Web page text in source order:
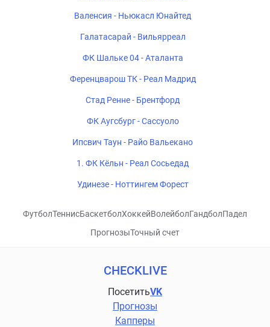
Валенсия - Ньюкасл Юнайтед
Галатасарай - Вильярреал
ФК Шальке 04 - Аталанта
Ференцварош ТК - Реал Мадрид
Стад Ренне - Брентфорд
ФК Аугсбург - Сассуоло
Ипсвич Таун - Райо Вальекано
1. ФК Кёльн - Реал Сосьедад
Удинезе - Ноттингем Форест
ФутболТеннисБаскетболХоккейВолейболГандболПадел
ПрогнозыТочный счет
CHECKLIVE
ПосетитьVK
Прогнозы
Капперы